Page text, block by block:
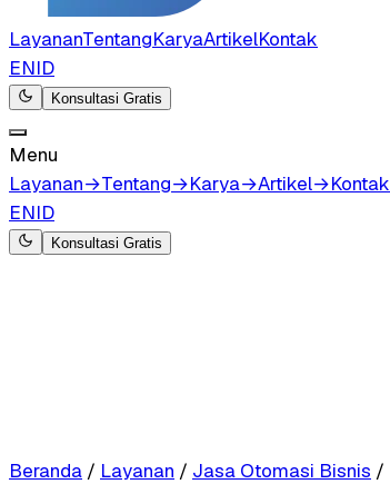
LayananTentangKaryaArtikelKontak
ENID
Konsultasi Gratis
Menu
Layanan→Tentang→Karya→Artikel→Kontak
ENID
Konsultasi Gratis
Beranda / Layanan / Jasa Otomasi Bisnis /